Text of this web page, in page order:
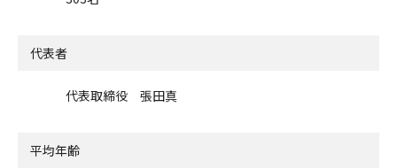
代表者
代表取締役 張田真
平均年齢